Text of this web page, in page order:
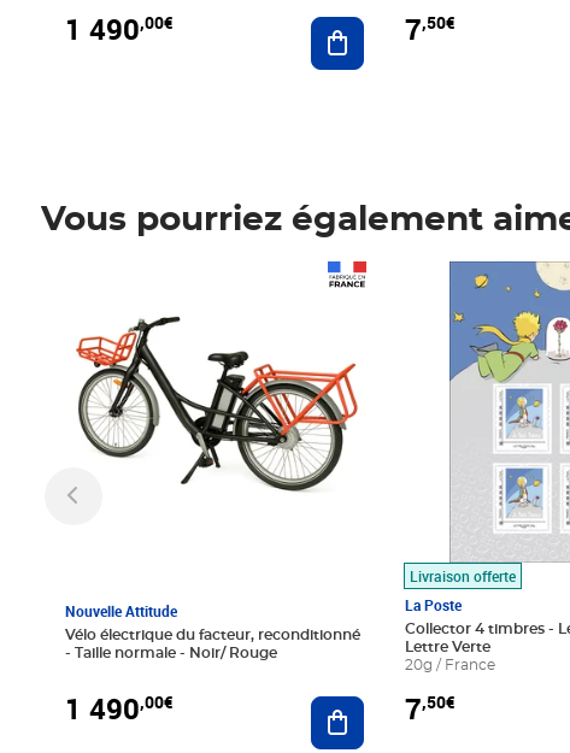
1 490,00€ Ajouter au panier
7,50€
Vous pourriez également
Nouvelle Attitude
Vélo électrique du facteur, reconditionné
- Taille normale - Noir/ Rouge
1 490,00€ Ajouter au panier
Livraison offerte
La Poste
Collector 4 timbres -
Lettre Verte
20g / France
7,50€
Prix 7,50€